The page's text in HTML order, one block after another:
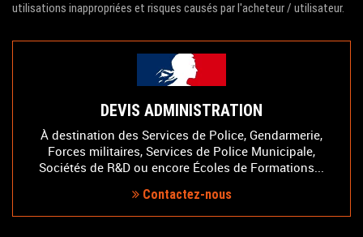
utilisations inappropriées et risques causés par l'acheteur / utilisateur.
DEVIS ADMINISTRATION
À destination des Services de Police, Gendarmerie,
Forces militaires, Services de Police Municipale,
Sociétés de R&D ou encore Écoles de Formations...
Contactez-nous